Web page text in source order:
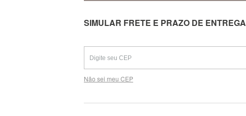
SIMULAR FRETE E PRAZO DE ENTREGA
Não sei meu CEP